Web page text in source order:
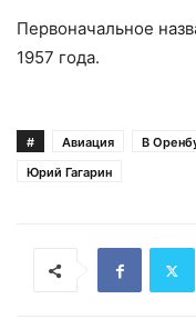
Первоначальное
1957 года.
# Авиация В
Юрий Гагарин